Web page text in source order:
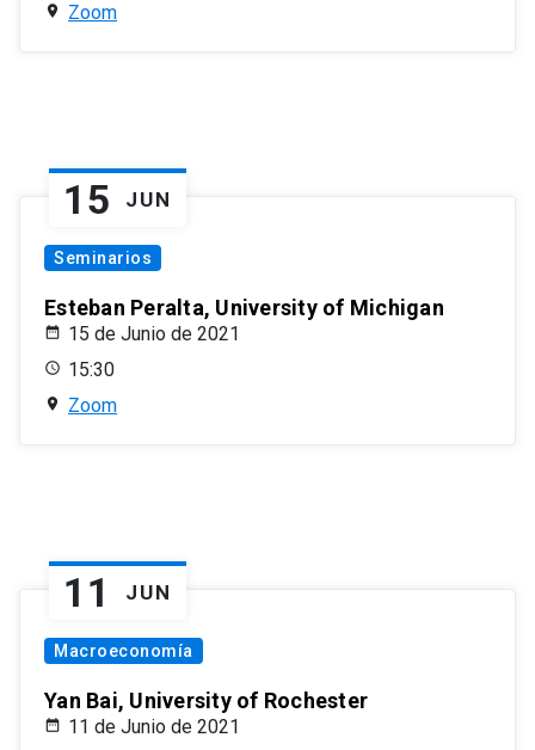
Zoom
15 JUN
Seminarios
Esteban Peralta, University of Michigan
15 de Junio de 2021
15:30
Zoom
11 JUN
Macroeconomía
Yan Bai, University of Rochester
11 de Junio de 2021